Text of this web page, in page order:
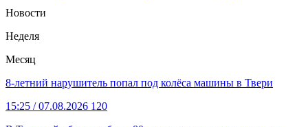
Новости
Неделя
Месяц
8-летний нарушитель попал под колёса машины в Твери
15:25 / 07.08.2026 120